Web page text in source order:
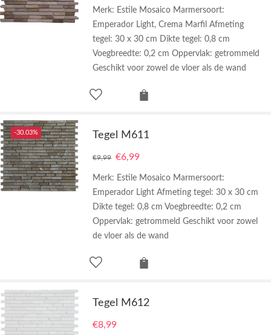
Merk: Estile Mosaico Marmersoort:
Emperador Light, Crema Marfil Afmeting
tegel: 30 x 30 cm Dikte tegel: 0,8 cm
Voegbreedte: 0,2 cm Oppervlak: getrommeld
Geschikt voor zowel de vloer als de wand
-30.03% Tegel M611
€9,99 €6,99
Merk: Estile Mosaico Marmersoort:
Emperador Light Afmeting tegel: 30 x 30 cm
Dikte tegel: 0,8 cm Voegbreedte: 0,2 cm
Oppervlak: getrommeld Geschikt voor zowel
de vloer als de wand
Tegel M612
€8,99